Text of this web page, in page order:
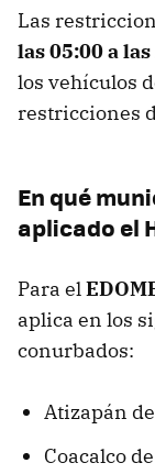
Las
las 05:00 a
los vehículos
restricciones
En qué
aplicado el
Para el
aplica en los
conurbados:
Atizapán
Coacalco